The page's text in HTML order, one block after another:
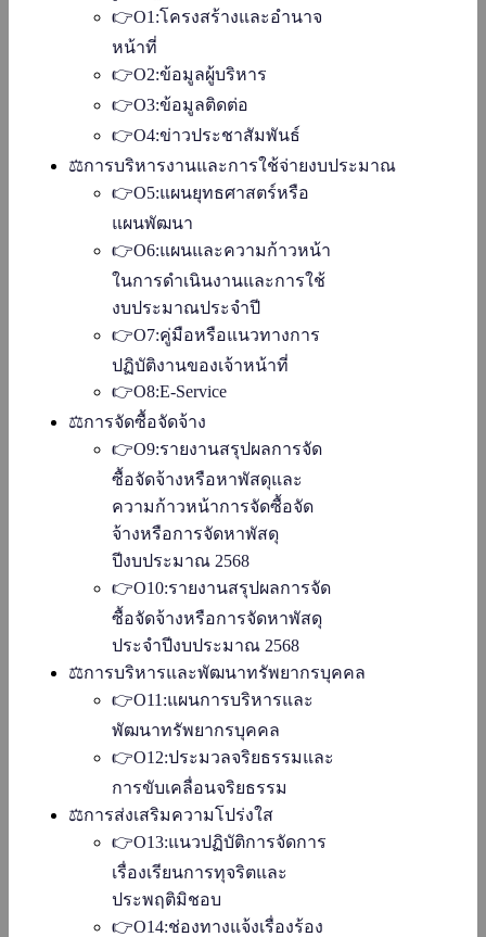
👉O1:โครงสร้างและอำนาจ
หน้าที่
👉O2:ข้อมูลผู้บริหาร
👉O3:ข้อมูลติดต่อ
👉O4:ข่าวประชาสัมพันธ์
⚖️การบริหารงานและการใช้จ่ายงบประมาณ
👉O5:แผนยุทธศาสตร์หรือ
แผนพัฒนา
👉O6:แผนและความก้าวหน้า
ในการดำเนินงานและการใช้
งบประมาณประจำปี
👉O7:คู่มือหรือแนวทางการ
ปฏิบัติงานของเจ้าหน้าที่
👉O8:E-Service
⚖️การจัดซื้อจัดจ้าง
👉O9:รายงานสรุปผลการจัด
ซื้อจัดจ้างหรือหาพัสดุและ
ความก้าวหน้าการจัดซื้อจัด
จ้างหรือการจัดหาพัสดุ
ปีงบประมาณ 2568
👉O10:รายงานสรุปผลการจัด
ซื้อจัดจ้างหรือการจัดหาพัสดุ
ประจำปีงบประมาณ 2568
⚖️การบริหารและพัฒนาทรัพยากรบุคคล
👉O11:แผนการบริหารและ
พัฒนาทรัพยากรบุคคล
👉O12:ประมวลจริยธรรมและ
การขับเคลื่อนจริยธรรม
⚖️การส่งเสริมความโปร่งใส
👉O13:แนวปฏิบัติการจัดการ
เรื่องเรียนการทุจริตและ
ประพฤติมิชอบ
👉O14:ช่องทางแจ้งเรื่องร้อง